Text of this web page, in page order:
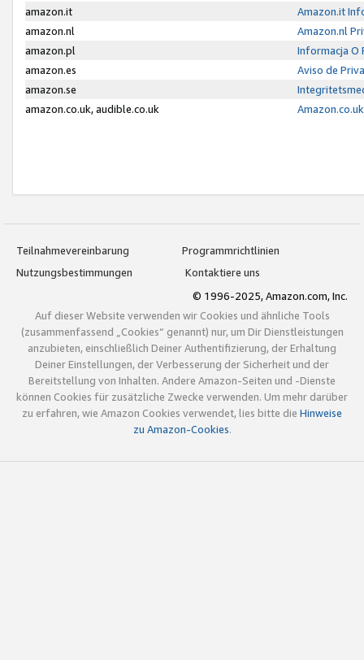
amazon.it
Amazon.it
amazon.nl
Amazon.nl
amazon.pl
Informacja O
amazon.es
Aviso de
amazon.se
amazon.co.uk, audible.co.uk
Teilnahmevereinbarung
Programmrichtlinien
Nutzungsbestimmungen
Kontaktiere uns
© 1996-2025, Amazon.com, Inc.
Auf dieser Website verwenden wir Cookies und ähnliche Tools
(zusammenfassend „Cookies“ genannt) nur, um Dir Dienstleistungen
anzubieten, einschließlich Deiner Authentifizierung, der Erhaltung
Deiner Einstellungen, der Verbesserung der Sicherheit und der
Bereitstellung von Inhalten. Andere Amazon-Seiten und -Dienste
können Cookies für zusätzliche Zwecke verwenden. Um mehr darüber
zu erfahren, wie Amazon Cookies verwendet, lies bitte die Hinweise
zu Amazon-Cookies.